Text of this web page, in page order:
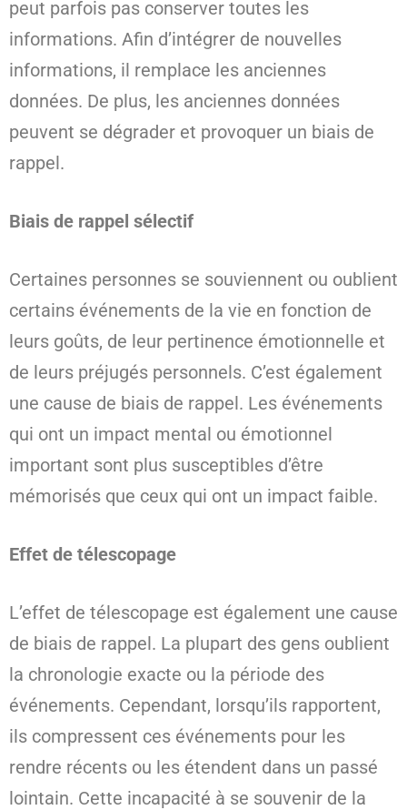
peut parfois pas conserver toutes les
informations. Afin d’intégrer de nouvelles
informations, il remplace les anciennes
données. De plus, les anciennes données
peuvent se dégrader et provoquer un biais de
rappel.
Biais de rappel sélectif
Certaines personnes se souviennent ou oublient
certains événements de la vie en fonction de
leurs goûts, de leur pertinence émotionnelle et
de leurs préjugés personnels. C’est également
une cause de biais de rappel. Les événements
qui ont un impact mental ou émotionnel
important sont plus susceptibles d’être
mémorisés que ceux qui ont un impact faible.
Effet de télescopage
L’effet de télescopage est également une cause
de biais de rappel. La plupart des gens oublient
la chronologie exacte ou la période des
événements. Cependant, lorsqu’ils rapportent,
ils compressent ces événements pour les
rendre récents ou les étendent dans un passé
lointain. Cette incapacité à se souvenir de la